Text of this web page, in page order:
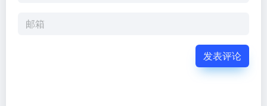
发表评论